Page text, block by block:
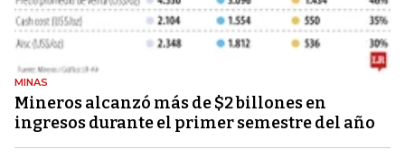
MINAS
Mineros alcanzó más de $2 billones en
ingresos durante el primer semestre del año